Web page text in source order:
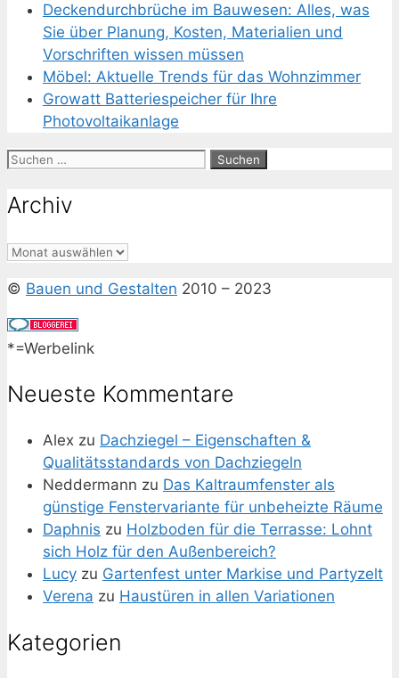
Deckendurchbrüche im Bauwesen: Alles, was
Sie über Planung, Kosten, Materialien und
Vorschriften wissen müssen
Möbel: Aktuelle Trends für das Wohnzimmer
Growatt Batteriespeicher für Ihre
Photovoltaikanlage
Suchen
Archiv
Archiv
© Bauen und Gestalten 2010 – 2023
*=Werbelink
Neueste Kommentare
Alex zu Dachziegel – Eigenschaften &
Qualitätsstandards von Dachziegeln
Neddermann zu Das Kaltraumfenster als
günstige Fenstervariante für unbeheizte Räume
Daphnis zu Holzboden für die Terrasse: Lohnt
sich Holz für den Außenbereich?
Lucy zu Gartenfest unter Markise und Partyzelt
Verena zu Haustüren in allen Variationen
Kategorien